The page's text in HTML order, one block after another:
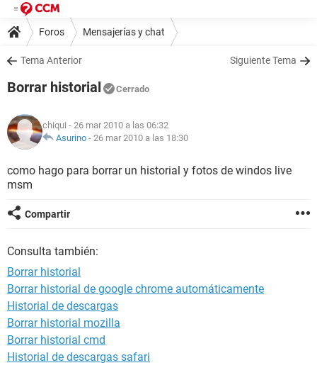
Foros Mensajerías y chat
Tema Anterior Siguiente Tema
Borrar historial Cerrado
chiqui - 26 mar 2010 a las 06:32
Asurino - 26 mar 2010 a las 18:30
como hago para borrar un historial y fotos de windos live
msm
Compartir
Consulta también:
Borrar historial
Borrar historial de google chrome automáticamente
Historial de descargas
Borrar historial mozilla
Borrar historial cmd
Historial de descargas safari